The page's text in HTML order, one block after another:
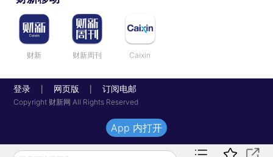
财新 财新周刊 Caixin
登录 网页版 订阅电邮
Copyright 财新网 All Rights Reserved
App 内打开